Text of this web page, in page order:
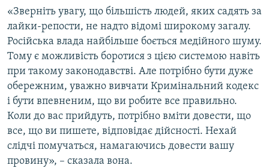
«Зверніть увагу, що більшість людей, яких садять за
лайки-репости, не надто відомі широкому загалу.
Російська влада найбільше боється медійного шуму.
Тому є можливість боротися з цією системою навіть
при такому законодавстві. Але потрібно бути дуже
обережним, уважно вивчати Кримінальний кодекс
і бути впевненим, що ви робите все правильно.
Коли до вас прийдуть, потрібно вміти довести, що
все, що ви пишете, відповідає дійсності. Нехай
слідчі помучаться, намагаючись довести вашу
провину», – сказала вона.